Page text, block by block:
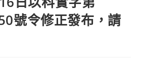
號令修正發布，請